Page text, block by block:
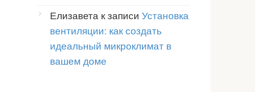
Елизавета к записи Установка
вентиляции: как создать
идеальный микроклимат в
вашем доме